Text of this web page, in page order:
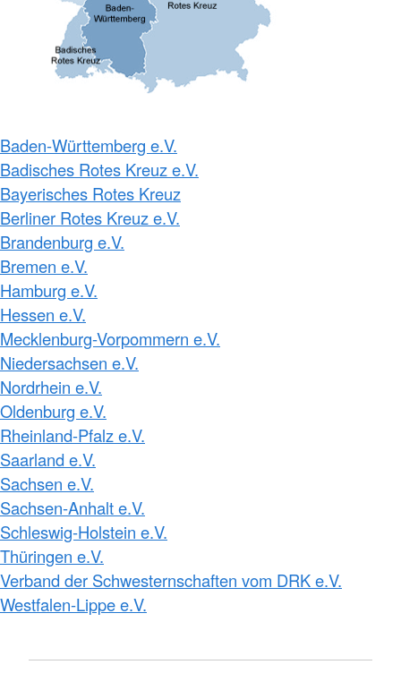
Baden-Württemberg e.V.
Badisches Rotes Kreuz e.V.
Bayerisches Rotes Kreuz
Berliner Rotes Kreuz e.V.
Brandenburg e.V.
Bremen e.V.
Hamburg e.V.
Hessen e.V.
Mecklenburg-Vorpommern e.V.
Niedersachsen e.V.
Nordrhein e.V.
Oldenburg e.V.
Rheinland-Pfalz e.V.
Saarland e.V.
Sachsen e.V.
Sachsen-Anhalt e.V.
Schleswig-Holstein e.V.
Thüringen e.V.
Verband der Schwesternschaften vom DRK e.V.
Westfalen-Lippe e.V.